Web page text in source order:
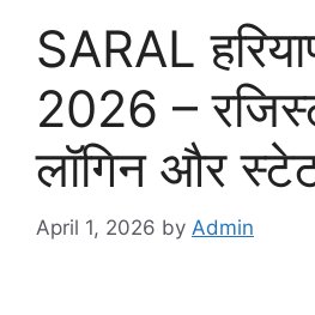
SARAL
2026 –
लॉगिन और
April 1, 2026 by Admin